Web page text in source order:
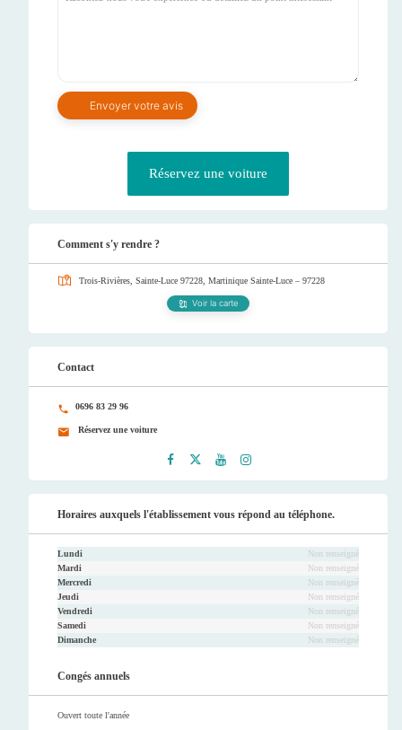
Réservez une voiture
Comment s'y rendre ?
Trois-Rivières, Sainte-Luce 97228, Martinique Sainte-Luce – 97228
Voir la carte
Contact
0696 83 29 96
Réservez une voiture
ook
er
be
ram
Horaires auxquels l'établissement vous répond au téléphone.
Lundi
Non renseigné
Mardi
Non renseigné
Mercredi
Non renseigné
Jeudi
Non renseigné
Vendredi
Non renseigné
Samedi
Non renseigné
Dimanche
Non renseigné
Congés annuels
Ouvert toute l'année